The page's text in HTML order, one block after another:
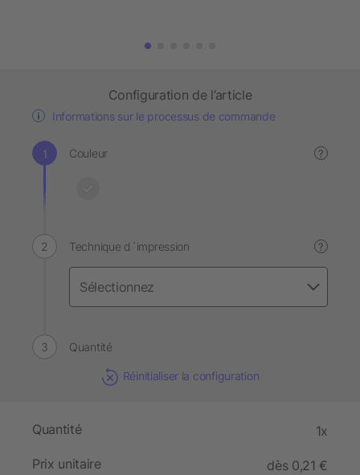
Configuration de l’article
Informations sur le processus de commande
Couleur ?
Technique d´impression ?
Quantité
Réinitialiser la configuration
Quantité 1x
Prix unitaire
dès 0,21 €